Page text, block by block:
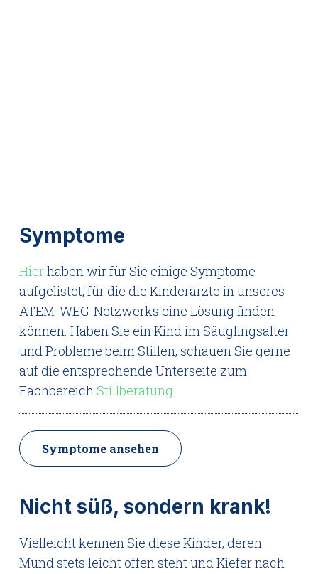
Nicht süß, sondern krank!
Vielleicht kennen Sie diese Kinder, deren
Mund stets leicht offen steht und Kiefer nach
Symptome
Hierhaben wir für Sie einige Symptome
aufgelistet, für die die Kinderärzte in unseres
ATEM-WEG-Netzwerks eine Lösung finden
können. Haben Sie ein Kind im Säuglingsalter
und Probleme beim Stillen, schauen Sie gerne
auf die entsprechende Unterseite zum
Fachbereich Stillberatung.
Symptome ansehen